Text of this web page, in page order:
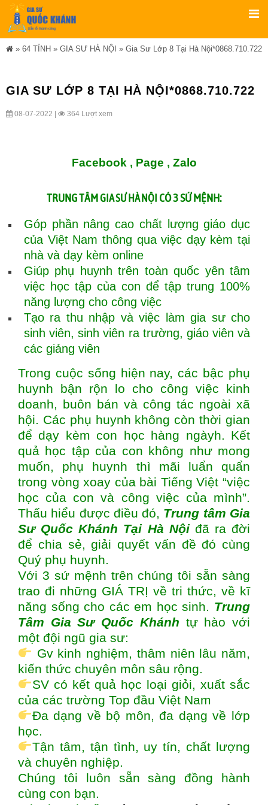
» 64 TỈNH » GIA SƯ HÀ NỘI » Gia Sư Lớp 8 Tại Hà Nội*0868.710.722
GIA SƯ LỚP 8 TẠI HÀ NỘI*0868.710.722
08-07-2022 | 364 Lượt xem
Facebook , Page , Zalo
TRUNG TÂMGIA SƯ HÀ NỘI CÓ 3 SỨ MỆNH:
Góp phần nâng cao chất lượng giáo dục
của Việt Nam thông qua việc dạy kèm tại
nhà và dạy kèm online
Giúp phụ huynh trên toàn quốc yên tâm
việc học tập của con để tập trung 100%
năng lượng cho công việc
Tạo ra thu nhập và việc làm gia sư cho
sinh viên, sinh viên ra trường, giáo viên và
các giảng viên
Trong cuộc sống hiện nay, các bậc phụ
huynh bận rộn lo cho công việc kinh
doanh, buôn bán và công tác ngoài xã
hội. Các phụ huynh không còn thời gian
để dạy kèm con học hàng ngàyh. Kết
quả học tập của con không như mong
muốn, phụ huynh thì mãi luẩn quẩn
trong vòng xoay của bài Tiếng Việt “việc
học của con và công việc của mình”.
Thấu hiểu được điều đó, Trung tâm Gia
Sư Quốc Khánh Tại Hà Nộiđã ra đời
để chia sẻ, giải quyết vấn đề đó cùng
Quý phụ huynh.
Với 3 sứ mệnh trên chúng tôi sẵn sàng
trao đi những GIÁ TRỊ về tri thức, về kĩ
năng sống cho các em học sinh. Trung
Tâm Gia Sư Quốc Khánh tự hào với
một đội ngũ gia sư:
Gv kinh nghiệm, thâm niên lâu năm,
kiến thức chuyên môn sâu rộng.
SV có kết quả học loại giỏi, xuất sắc
của các trường Top đầu Việt Nam
Đa dạng về bộ môn, đa dạng về lớp
học.
Tận tâm, tận tình, uy tín, chất lượng
và chuyên nghiệp.
Chúng tôi luôn sẵn sàng đồng hành
cùng con bạn.